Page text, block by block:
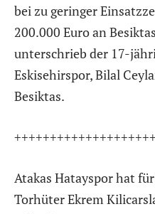
bei zu geringer
200.000 Euro an
unterschrieb der 17-
Eskisehirspor, Bilal
Besiktas.
Atakas Hatayspor hat
Torhüter Ekrem